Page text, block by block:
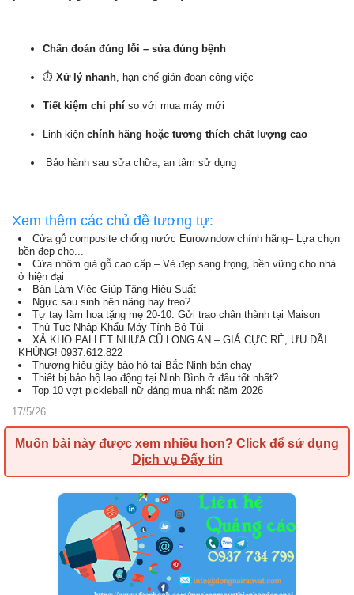
Chẩn đoán đúng lỗi – sửa đúng bệnh
⏱️ Xử lý nhanh, hạn chế gián đoạn công việc
Tiết kiệm chi phí so với mua máy mới
Linh kiện chính hãng hoặc tương thích chất lượng cao
️ Bảo hành sau sửa chữa, an tâm sử dụng
Xem thêm các chủ đề tương tự:
Cửa gỗ composite chống nước Eurowindow chính hãng– Lựa chọn
bền đẹp cho...
Cửa nhôm giả gỗ cao cấp – Vẻ đẹp sang trọng, bền vững cho nhà
ở hiện đại
Bàn Làm Việc Giúp Tăng Hiệu Suất
Ngực sau sinh nên nâng hay treo?
Tự tay làm hoa tặng mẹ 20-10: Gửi trao chân thành tại Maison
Thủ Tục Nhập Khẩu Máy Tính Bỏ Túi
XẢ KHO PALLET NHỰA CŨ LONG AN – GIÁ CỰC RẺ, ƯU ĐÃI
KHỦNG! 0937.612.822
Thương hiệu giày bảo hộ tại Bắc Ninh bán chạy
Thiết bị bảo hộ lao động tại Ninh Bình ở đâu tốt nhất?
Top 10 vợt pickleball nữ đáng mua nhất năm 2026
17/5/26
Muốn bài này được xem nhiều hơn? Click để sử dụng
Dịch vụ Đẩy tin